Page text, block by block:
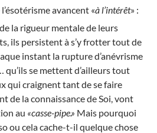
avancent «à l’intérêt» :
la rigueur mentale de leurs
ils persistent à s’y frotter tout de
instant la rupture d’anévrisme
se mettent d’ailleurs tout
qui craignent tant de se faire
de la connaissance de Soi, vont
au «casse-pipe.» Mais pourquoi
ou cela cache-t-il quelque chose